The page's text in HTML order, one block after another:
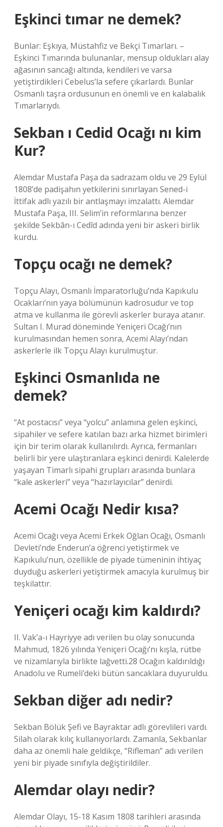
Eşkinci tımar ne demek?
Bunlar: Eşkıya, Müstahfiz ve Bekçi Tımarları. –
Eşkinci Tımarında bulunanlar, mensup oldukları alay
ağasının sancağı altında, kendileri ve varsa
yetiştirdikleri Cebelus’la sefere çıkarlardı. Bunlar
Osmanlı taşra ordusunun en önemli ve en kalabalık
Tımarlarıydı.
Sekban ı Cedid Ocağı nı kim
Kur?
Alemdar Mustafa Paşa da sadrazam oldu ve 29 Eylül
1808’de padişahın yetkilerini sınırlayan Sened-i
İttifak adlı yazılı bir antlaşmayı imzalattı. Alemdar
Mustafa Paşa, III. Selim’in reformlarına benzer
şekilde Sekbân-ı Cedîd adında yeni bir askeri birlik
kurdu.
Topçu ocağı ne demek?
Topçu Alayı, Osmanlı İmparatorluğu’nda Kapıkulu
Ocakları’nın yaya bölümünün kadrosudur ve top
atma ve kullanma ile görevli askerler buraya atanır.
Sultan I. Murad döneminde Yeniçeri Ocağı’nın
kurulmasından hemen sonra, Acemi Alayı’ndan
askerlerle ilk Topçu Alayı kurulmuştur.
Eşkinci Osmanlıda ne
demek?
“At postacısı” veya “yolcu” anlamına gelen eşkinci,
sipahiler ve sefere katılan bazı arka hizmet birimleri
için bir terim olarak kullanılırdı. Ayrıca, fermanları
belirli bir yere ulaştıranlara eşkinci denirdi. Kalelerde
yaşayan Timarlı sipahi grupları arasında bunlara
“kale askerleri” veya “hazırlayıcılar” denirdi.
Acemi Ocağı Nedir kısa?
Acemi Ocağı veya Acemi Erkek Oğlan Ocağı, Osmanlı
Devleti’nde Enderun’a öğrenci yetiştirmek ve
Kapıkulu’nun, özellikle de piyade tümeninin ihtiyaç
duyduğu askerleri yetiştirmek amacıyla kurulmuş bir
teşkilattır.
Yeniçeri ocağı kim kaldırdı?
II. Vak’a-ı Hayriyye adı verilen bu olay sonucunda
Mahmud, 1826 yılında Yeniçeri Ocağı’nı kışla, rütbe
ve nizamlarıyla birlikte lağvetti.28 Ocağın kaldırıldığı
Anadolu ve Rumeli’deki bütün sancaklara duyuruldu.
Sekban diğer adı nedir?
Sekban Bölük Şefi ve Bayraktar adlı görevlileri vardı.
Silah olarak kılıç kullanıyorlardı. Zamanla, Sekbanlar
daha az önemli hale geldikçe, “Rifleman” adı verilen
yeni bir piyade sınıfıyla değiştirildiler.
Alemdar olayı nedir?
Alemdar Olayı, 15-18 Kasım 1808 tarihleri ​​arasında